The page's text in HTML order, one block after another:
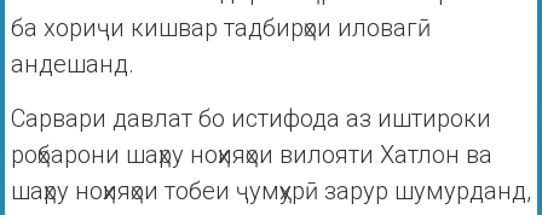
ба хориҷи кишвар тадбирҳои иловагӣ
андешанд.
Сарвари давлат бо истифода аз иштироки
роҳбарони шаҳру ноҳияҳои вилояти Хатлон ва
шаҳру ноҳияҳои тобеи ҷумҳурӣ зарур шумурданд,